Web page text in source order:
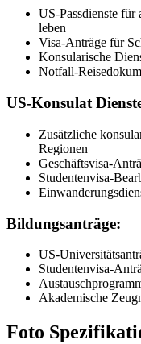
US-Passdienste
leben
Visa-Anträge für
Konsularische
Notfall-
US-Konsulat
Zusätzliche
Regionen
Geschäftsvisa-
Studentenvisa-
Bildungsanträge:
US-
Studentenvisa-
Akademische
Foto